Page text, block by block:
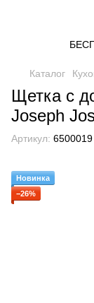
Каталог
Щетка с
Joseph
Артикул: 6500019
Новинка
−26%